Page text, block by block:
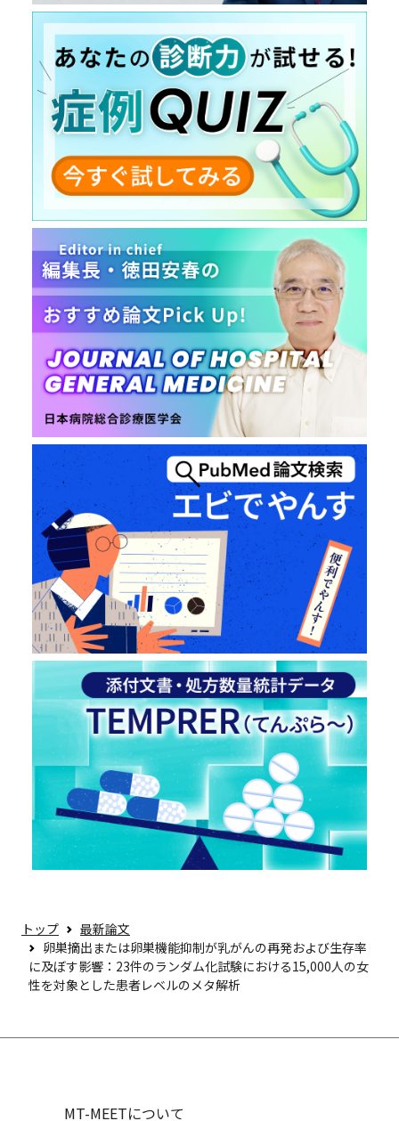
トップ
最新論文
卵巣摘出または卵巣機能抑制が乳がんの再発および生存率
に及ぼす影響：23件のランダム化試験における15,000人の女
性を対象とした患者レベルのメタ解析
MT-MEETについて